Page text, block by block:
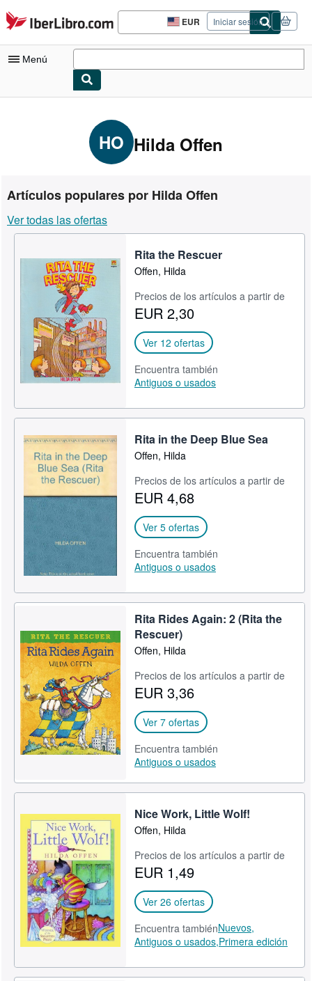
Pasar al contenido principal
IberLibro.com EUR
Preferencias
de
del
Iniciar sesión
Menú
Consultar mis pedidos
Búsqueda avanzada
Libros antiguos
Arte y coleccionismo
Vendedores
Comenzar a vender
CERRAR
HO Hilda Offen
Artículos populares por Hilda Offen
Ver todas las ofertas
Rita the Rescuer
Offen, Hilda
Precios de los artículos a partir de
EUR 2,30
Ver 12 ofertas
Encuentra también
Antiguos o usados
Rita in the Deep Blue Sea
Offen, Hilda
Precios de los artículos a partir de
EUR 4,68
Ver 5 ofertas
Encuentra también
Antiguos o usados
Rita Rides Again: 2 (Rita the
Rescuer)
Offen, Hilda
Precios de los artículos a partir de
EUR 3,36
Ver 7 ofertas
Encuentra también
Antiguos o usados
Nice Work, Little Wolf!
Offen, Hilda
Precios de los artículos a partir de
EUR 1,49
Ver 26 ofertas
Encuentra tambiénNuevos,
Antiguos o usados,Primera edición